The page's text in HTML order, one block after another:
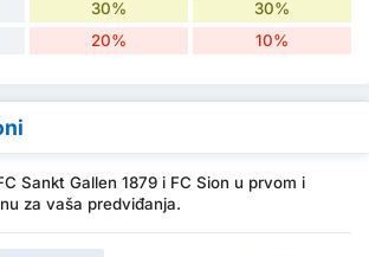
30% 30%
20% 10%
Sankt Gallen 1879 i FC Sion u prvom i
za vaša predviđanja.